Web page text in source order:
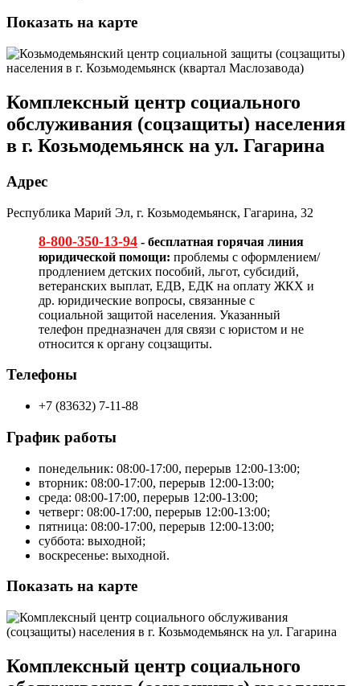
Показать на карте
Комплексный центр социального
обслуживания (соцзащиты) населения
в г. Козьмодемьянск на ул. Гагарина
Адрес
Республика Марий Эл, г. Козьмодемьянск, Гагарина, 32
8-800-350-13-94 - бесплатная горячая линия
юридической помощи: проблемы с оформлением/
продлением детских пособий, льгот, субсидий,
ветеранских выплат, ЕДВ, ЕДК на оплату ЖКХ и
др. юридические вопросы, связанные с
социальной защитой населения. Указанный
телефон предназначен для связи с юристом и не
относится к органу соцзащиты.
Телефоны
+7 (83632) 7-11-88
График работы
понедельник: 08:00-17:00, перерыв 12:00-13:00;
вторник: 08:00-17:00, перерыв 12:00-13:00;
среда: 08:00-17:00, перерыв 12:00-13:00;
четверг: 08:00-17:00, перерыв 12:00-13:00;
пятница: 08:00-17:00, перерыв 12:00-13:00;
суббота: выходной;
воскресенье: выходной.
Показать на карте
Комплексный центр социального